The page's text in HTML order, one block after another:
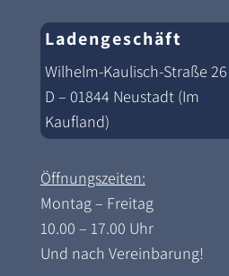
Ladengeschäft
Wilhelm-Kaulisch-Straße 26
D – 01844 Neustadt (Im
Kaufland)
Öffnungszeiten:
Montag – Freitag
10.00 – 17.00 Uhr
Und nach Vereinbarung!